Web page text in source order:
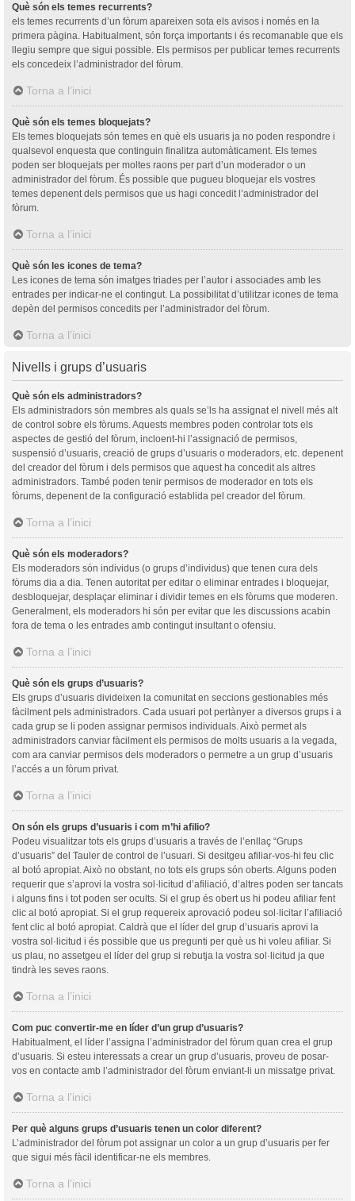
Què són els temes recurrents?
els temes recurrents d’un fòrum apareixen sota els avisos i només en la
primera pàgina. Habitualment, són força importants i és recomanable que els
llegiu sempre que sigui possible. Els permisos per publicar temes recurrents
els concedeix l’administrador del fòrum.
Torna a l’inici
Què són els temes bloquejats?
Els temes bloquejats són temes en què els usuaris ja no poden respondre i
qualsevol enquesta que continguin finalitza automàticament. Els temes
poden ser bloquejats per moltes raons per part d’un moderador o un
administrador del fòrum. És possible que pugueu bloquejar els vostres
temes depenent dels permisos que us hagi concedit l’administrador del
fòrum.
Torna a l’inici
Què són les icones de tema?
Les icones de tema són imatges triades per l’autor i associades amb les
entrades per indicar-ne el contingut. La possibilitat d’utilitzar icones de tema
depèn del permisos concedits per l’administrador del fòrum.
Torna a l’inici
Nivells i grups d’usuaris
Què són els administradors?
Els administradors són membres als quals se’ls ha assignat el nivell més alt
de control sobre els fòrums. Aquests membres poden controlar tots els
aspectes de gestió del fòrum, incloent-hi l’assignació de permisos,
suspensió d’usuaris, creació de grups d’usuaris o moderadors, etc. depenent
del creador del fòrum i dels permisos que aquest ha concedit als altres
administradors. També poden tenir permisos de moderador en tots els
fòrums, depenent de la configuració establida pel creador del fòrum.
Torna a l’inici
Què són els moderadors?
Els moderadors són individus (o grups d’individus) que tenen cura dels
fòrums dia a dia. Tenen autoritat per editar o eliminar entrades i bloquejar,
desbloquejar, desplaçar eliminar i dividir temes en els fòrums que moderen.
Generalment, els moderadors hi són per evitar que les discussions acabin
fora de tema o les entrades amb contingut insultant o ofensiu.
Torna a l’inici
Què són els grups d’usuaris?
Els grups d’usuaris divideixen la comunitat en seccions gestionables més
fàcilment pels administradors. Cada usuari pot pertànyer a diversos grups i a
cada grup se li poden assignar permisos individuals. Això permet als
administradors canviar fàcilment els permisos de molts usuaris a la vegada,
com ara canviar permisos dels moderadors o permetre a un grup d’usuaris
l’accés a un fòrum privat.
Torna a l’inici
On són els grups d’usuaris i com m’hi afilio?
Podeu visualitzar tots els grups d’usuaris a través de l’enllaç “Grups
d’usuaris” del Tauler de control de l’usuari. Si desitgeu afiliar-vos-hi feu clic
al botó apropiat. Això no obstant, no tots els grups són oberts. Alguns poden
requerir que s’aprovi la vostra sol·licitud d’afiliació, d’altres poden ser tancats
i alguns fins i tot poden ser ocults. Si el grup és obert us hi podeu afiliar fent
clic al botó apropiat. Si el grup requereix aprovació podeu sol·licitar l’afiliació
fent clic al botó apropiat. Caldrà que el líder del grup d’usuaris aprovi la
vostra sol·licitud i és possible que us pregunti per què us hi voleu afiliar. Si
us plau, no assetgeu el líder del grup si rebutja la vostra sol·licitud ja que
tindrà les seves raons.
Torna a l’inici
Com puc convertir-me en líder d’un grup d’usuaris?
Habitualment, el líder l’assigna l’administrador del fòrum quan crea el grup
d’usuaris. Si esteu interessats a crear un grup d’usuaris, proveu de posar-
vos en contacte amb l’administrador del fòrum enviant-li un missatge privat.
Torna a l’inici
Per què alguns grups d’usuaris tenen un color diferent?
L’administrador del fòrum pot assignar un color a un grup d’usuaris per fer
que sigui més fàcil identificar-ne els membres.
Torna a l’inici